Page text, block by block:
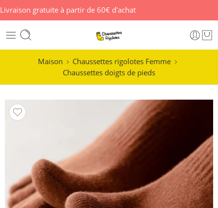
Livraison gratuite à partir de 60€ d'achat
Maison
Chaussettes rigolotes Femme
Chaussettes doigts de pieds